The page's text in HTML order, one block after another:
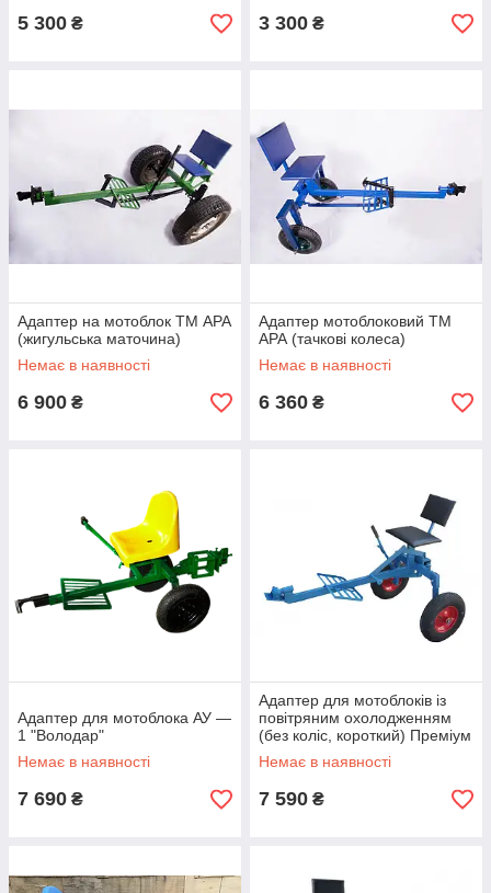
5 300 ₴ 3 300 ₴
Адаптер на мотоблок ТМ АРА
(жигульська маточина)
Немає в наявності
6 900 ₴
Адаптер мотоблоковий ТМ
АРА (тачкові колеса)
Немає в наявності
6 360 ₴
Адаптер для мотоблока АУ —
1 "Володар"
Немає в наявності
7 690 ₴
Адаптер для мотоблоків із
повітряним охолодженням
(без коліс, короткий) Преміум
Немає в наявності
7 590 ₴